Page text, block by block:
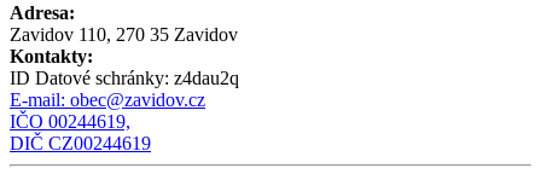
Adresa:
Zavidov 110, 270 35 Zavidov
Kontakty:
ID Datové schránky: z4dau2q
E-mail: obec@zavidov.cz
IČO 00244619,
DIČ CZ00244619